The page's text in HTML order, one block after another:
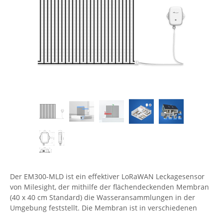
IT Netzwerktechnik / Kommunikation
Enginko - mcf88
Fokus Technologies
Guntermann & Drunck
High Sec Labs
HW group
Der EM300-MLD ist ein effektiver LoRaWAN Leckagesensor
von Milesight, der mithilfe der flächendeckenden Membran
(40 x 40 cm Standard) die Wasseransammlungen in der
Umgebung feststellt. Die Membran ist in verschiedenen